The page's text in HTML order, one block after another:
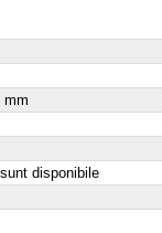
disponibile